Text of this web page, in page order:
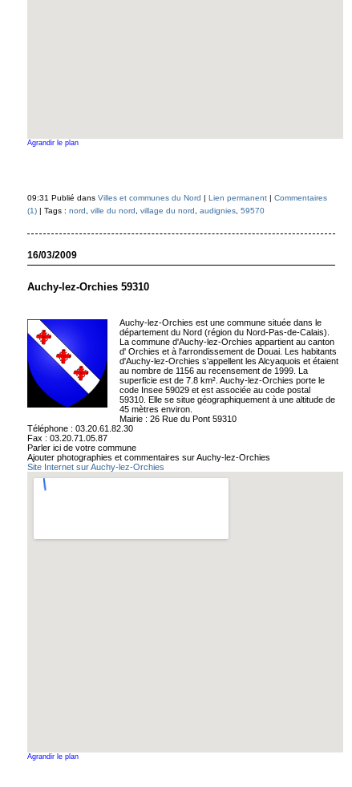
Agrandir le plan
09:31 Publié dans Villes et communes du Nord | Lien permanent| Commentaires
(1)| Tags : nord ville du nord village du nord audignies, 59570
16/03/2009
Auchy-lez-Orchies 59310
Auchy-lez-Orchies est une commune située dans le
département du Nord (région du Nord-Pas-de-Calais).
La commune d'Auchy-lez-Orchies appartient au canton
d' Orchies et à l'arrondissement de Douai. Les habitants
d'Auchy-lez-Orchies s'appellent les Alcyaquois et étaient
au nombre de 1156 au recensement de 1999. La
superficie est de 7.8 km². Auchy-lez-Orchies porte le
code Insee 59029 et est associée au code postal
59310. Elle se situe géographiquement à une altitude de
45 mètres environ.
Mairie : 26 Rue du Pont 59310
Téléphone : 03.20.61.82.30
Fax : 03.20.71.05.87
Parler ici de votre commune
Ajouter photographies et commentaires sur Auchy-lez-Orchies
Site Internet sur Auchy-lez-Orchies
Agrandir le plan